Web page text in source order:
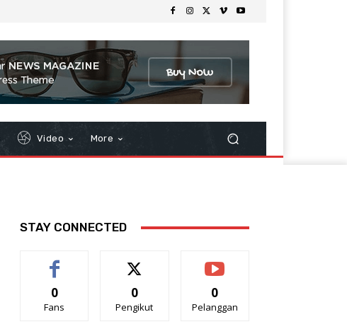
Video More
STAY CONNECTED
0
Fans
0
Pengikut
0
Pelanggan